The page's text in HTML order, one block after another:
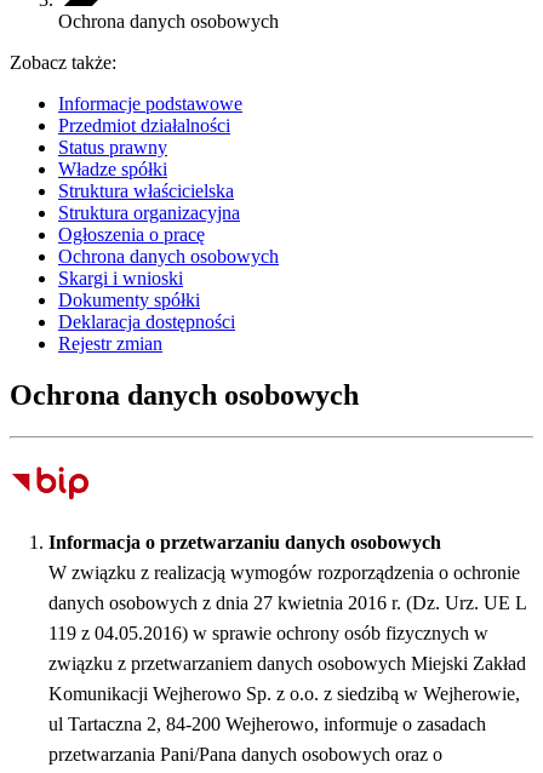
Ochrona danych osobowych
Zobacz także:
Informacje podstawowe
Przedmiot działalności
Status prawny
Władze spółki
Struktura właścicielska
Struktura organizacyjna
Ogłoszenia o pracę
Ochrona danych osobowych
Skargi i wnioski
Dokumenty spółki
Deklaracja dostępności
Rejestr zmian
Ochrona danych osobowych
Informacja o przetwarzaniu danych osobowych
W związku z realizacją wymogów rozporządzenia o ochronie
danych osobowych z dnia 27 kwietnia 2016 r. (Dz. Urz. UE L
119 z 04.05.2016) w sprawie ochrony osób fizycznych w
związku z przetwarzaniem danych osobowych Miejski Zakład
Komunikacji Wejherowo Sp. z o.o. z siedzibą w Wejherowie,
ul Tartaczna 2, 84-200 Wejherowo, informuje o zasadach
przetwarzania Pani/Pana danych osobowych oraz o